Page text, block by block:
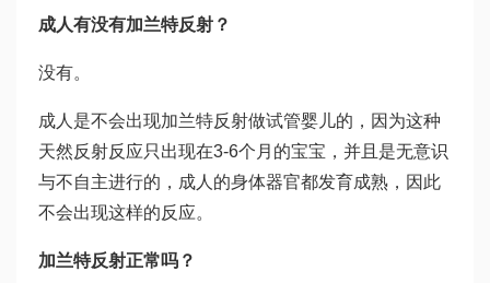
成人有没有加兰特反射？
没有。
成人是不会出现加兰特反射做试管婴儿的，因为这种
天然反射反应只出现在3-6个月的宝宝，并且是无意识
与不自主进行的，成人的身体器官都发育成熟，因此
不会出现这样的反应。
加兰特反射正常吗？